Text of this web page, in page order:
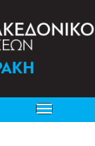
Toggle
navigation